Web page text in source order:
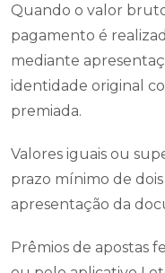
Quando o valor
pagamento é
mediante
identidade original
premiada.
Valores iguais ou
prazo mínimo de
apresentação da
Prêmios de apostas